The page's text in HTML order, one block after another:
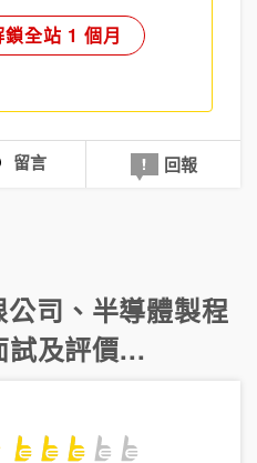
全站 1 個月
留言 回報
公司 、 半導體製程
試及評價...